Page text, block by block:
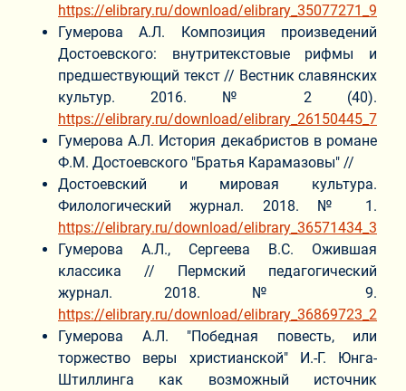
https://elibrary.ru/download/
Гумерова А.Л. Композиция произведений
Достоевского: внутритекстовые рифмы и
предшествующий текст // Вестник славянских
культур. 2016. № 2 (40).
https://elibrary.ru/download/
Гумерова А.Л. История декабристов в романе
Ф.М. Достоевского "Братья Карамазовы" //
Достоевский и мировая культура.
Филологический журнал. 2018. № 1.
https://elibrary.ru/download/
Гумерова А.Л., Сергеева В.С. Ожившая
классика // Пермский педагогический
журнал. 2018. № 9.
https://elibrary.ru/download/
Гумерова А.Л. "Победная повесть, или
торжество веры христианской" И.-Г. Юнга-
Штиллинга как возможный источник